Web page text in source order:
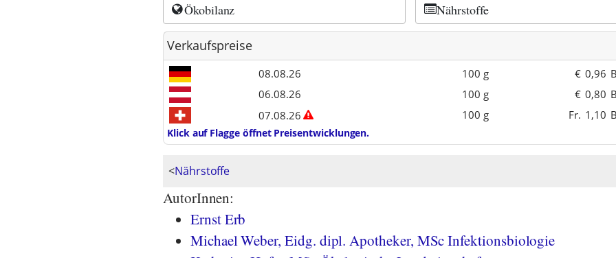
Ökobilanz
Nährstoffe
Verkaufspreise
08.08.26 100 g € 0,96
06.08.26
100 g € 0,80
07.08.26
100 g Fr. 1,10
Klick auf Flagge öffnet Preisentwicklungen.
<Nährstoffe
AutorInnen:
Ernst Erb
Michael Weber, Eidg. dipl. Apotheker, MSc Infektionsbiologie